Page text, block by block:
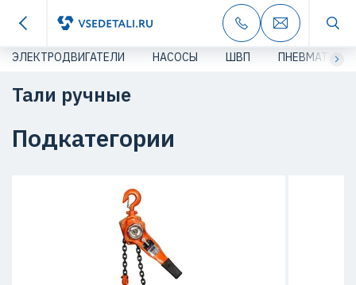
ЭЛЕКТРОДВИГАТЕЛИ НАСОСЫ ШВП ПНЕВМАТИКА
Тали ручные
Подкатегории